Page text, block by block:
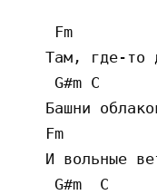
    Fm
Там, где-то
G#m C
Башни
   Fm
И вольные
G#m  C